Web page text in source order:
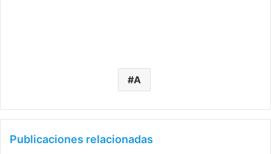
A
Publicaciones relacionadas